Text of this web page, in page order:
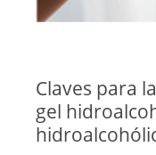
Claves para
gel